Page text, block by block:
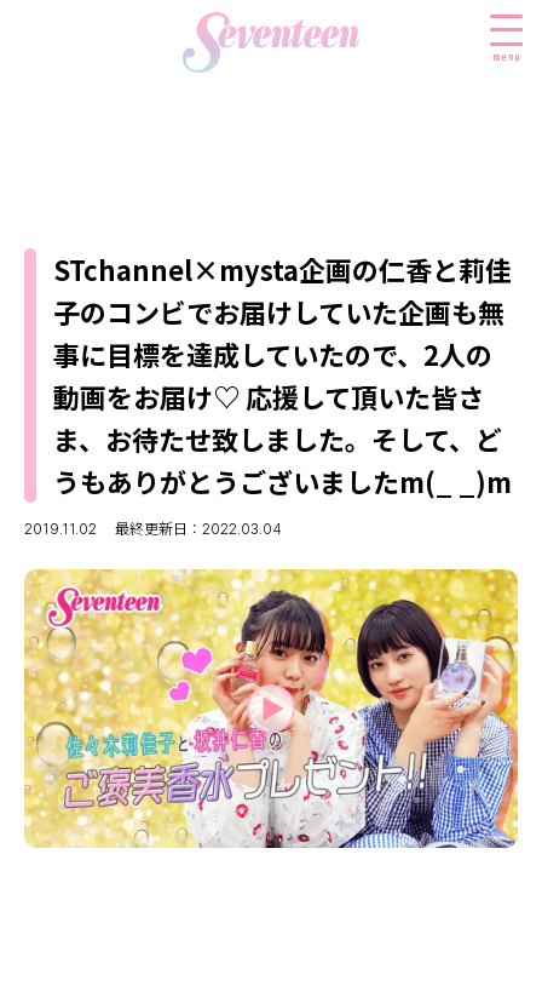
menu
FASHION
ファッションニュース
モデル私服
着回し
着痩せ
BEAUTY
ビューティニュース
トレンドメイク
ベストコスメ
ヘアアレンジ・ヘアケア
スキンケア
ボディケア
SCHOOL
スクールニュース
制服コーデ
勉強・受験・進路
ENTERTAINMENT
エンタメニュース
なにわ男子
LIFESTYLE
ライフスタイルニュース
JKランキング・アワード
モデルの購入品
おでかけ
お悩み相談
JK TREND
JKトレンドニュース
MODELS
MODEL'S BLOG
TikTok
Instagram
YouTube
FORTUNE
ゲッターズ飯田
MISS SEVENTEEN
STchannel×mysta企画の仁香と莉佳
子のコンビでお届けしていた企画も無
事に目標を達成していたので、2人の
動画をお届け♡ 応援して頂いた皆さ
ま、お待たせ致しました。そして、ど
うもありがとうございましたm(_ _)m
2019.11.02 最終更新日：2022.03.04